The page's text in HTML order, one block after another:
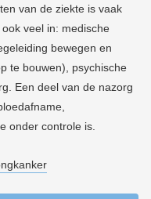
van de ziekte is vaak
veel in: medische
bewegen en
te bouwen), psychische
Een deel van de nazorg
onder controle is.